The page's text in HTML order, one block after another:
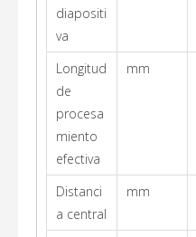
diapositi
va
Longitud
de
procesa
miento
efectiva
mm
Distanci
a central
mm